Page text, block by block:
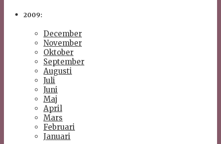
2009:
December
November
Oktober
September
Augusti
Juli
Juni
Maj
April
Mars
Februari
Januari